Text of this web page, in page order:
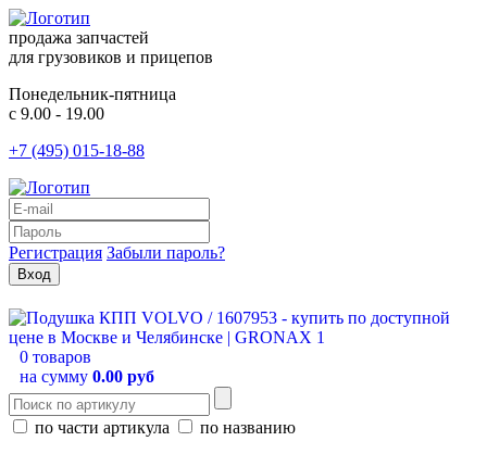
продажа запчастей
для грузовиков и прицепов
Понедельник-пятница
с 9.00 - 19.00
+7 (495) 015-18-88
Регистрация Забыли пароль?
0 товаров
на сумму 0.00 руб
по части артикула
по названию